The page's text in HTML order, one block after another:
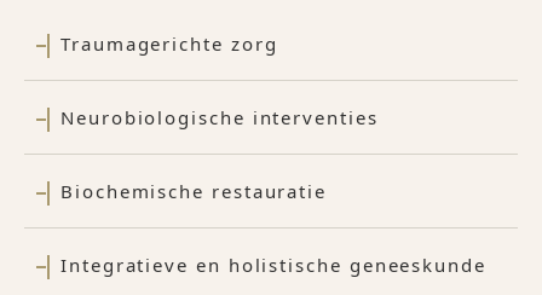
Traumagerichte zorg
Neurobiologische interventies
Biochemische restauratie
Integratieve en holistische geneeskunde